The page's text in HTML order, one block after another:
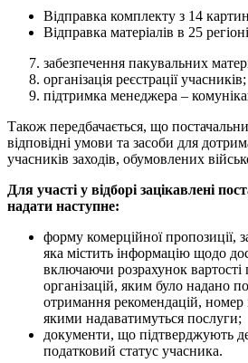
Відправка комплекту з 14
Відправка матеріалів в 25
забезпечення пакувальних
організація реєстрації учасників;
підтримка менеджера –
Також передбачається, що
відповідні умови та засоби для
учасників заходів, обумовлених
Для участі у відборі зацікавлені
надати наступне:
форму комерційної пропозиції,
яка містить інформацію щодо
включаючи розрахунок вартості
організацій, яким було надано
отримання рекомендацій, номер
якими надаватимуться послуги;
документи, що підтверджують
податковий статус учасника.